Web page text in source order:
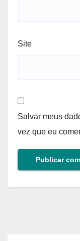
Site
Salvar meus
vez que eu